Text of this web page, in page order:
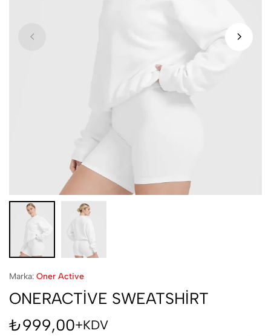
Marka: Oner Active
ONERACTİVE SWEATSHİRT
₺999,00+KDV